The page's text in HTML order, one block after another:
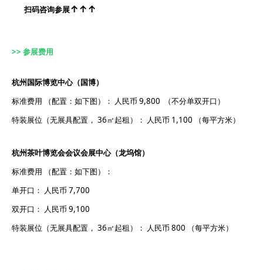
扫码咨询参展↑↑↑
>> 参展费用
杭州国际博览中心（国博）
标准费用 （配置：如下图）
： 人民币 9,800 （不分单双开口）
特装展位（无展具配置， 36㎡起租）： 人民币 1,100 （每平方米）
杭州茶叶博览会会议会展中心（龙坞馆）
标准费用 （配置：如下图）：
单开口： 人民币 7,700
双开口： 人民币 9,100
特装展位（无展具配置， 36㎡起租）： 人民币 800 （每平方米）